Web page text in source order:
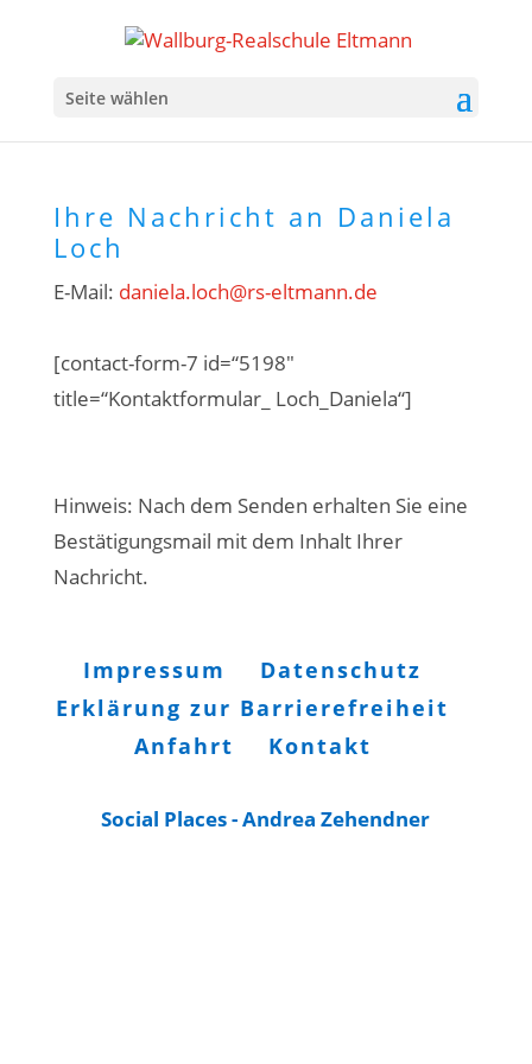
Seite wählen
Ihre Nachricht an Daniela
Loch
E-Mail: daniela.loch@rs-eltmann.de
[contact-form-7 id=“5198″
title=“Kontaktformular_ Loch_Daniela“]
Hinweis: Nach dem Senden erhalten Sie eine
Bestätigungsmail mit dem Inhalt Ihrer
Nachricht.
Impressum
Datenschutz
Erklärung zur Barrierefreiheit
Anfahrt
Kontakt
Social Places - Andrea Zehendner